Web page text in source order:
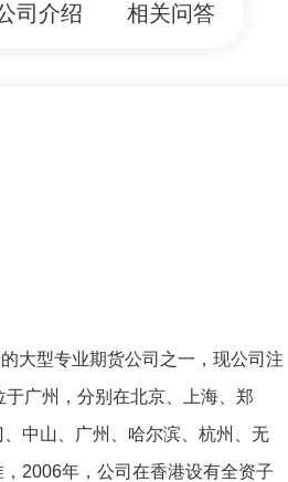
司介绍 相关问答
大型专业期货公司之一，现公司注
广州，分别在北京、上海、郑
中山、广州、哈尔滨、杭州、无
2006年，公司在香港设有全资子